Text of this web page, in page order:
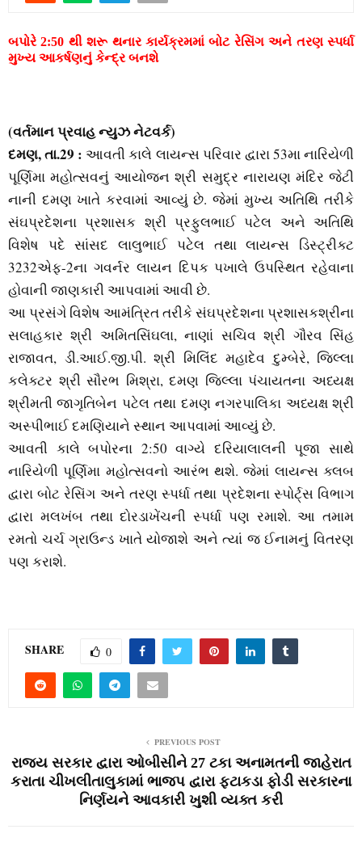
E
U
બપોરે 2:50 થી શરૂ થનાર કાર્યક્રમમાં બોટ રેસિંગ અને તરણ સ્‍પર્ધા
મુખ્‍ય આકર્ષણનું કેન્‍દ્ર બનશે
(વર્તમાન પ્રવાહ ન્‍યુઝ નેટવર્ક)
દમણ, તા.29 :આવતી કાલે લાયન્‍સ પરિવાર દ્વારા 53મા નારિયેળી
પૂર્ણિમા મહોત્‍સવનું આયોજન શ્રી સમુદ્ર નારાયણ મંદિર જેટી
નાની દમણ ખાતે કરવામાં આવ્‍યું છે. જેમાં મુખ્‍ય અતિથિ તરીકે
સંઘપ્રદેશના પ્રશાસક શ્રી પ્રફુલભાઈ પટેલ અને અતિથિ
વિશેષ પદે સાંસદ લાલુભાઈ પટેલ તથા લાયન્‍સ ડિસ્‍ટ્રીક્‍ટ
3232એફ-2ના ગવર્નર લાયન દિપક પખાલે ઉપસ્‍થિત રહેવાના
હોવાની જાણકારી આપવામાં આવી છે.
આ પ્રસંગે વિશેષ આમંત્રિત તરીકે સંઘપ્રદેશના પ્રશાસકશ્રીના
સલાહકાર શ્રી અમિતસિંઘલા, નાણાં સચિવ શ્રી ગૌરવ સિંહ
રાજાવત, ડી.આઈ.જી.પી. શ્રી મિલિંદ મહાદેવ દુમ્‍બેરે, જિલ્લા
કલેક્‍ટર શ્રી સૌરભ મિશ્રા, દમણ જિલ્લા પંચાયતના અધ્‍યક્ષ
શ્રીમતી જાગૃતિબેન પટેલ તથા દમણ નગરપાલિકા અધ્‍યક્ષ શ્રી
અસ્‍પીભાઈ દમણિયાને સ્‍થાન આપવામાં આવ્‍યું છે.
આવતી કાલે બપોરના 2:50 વાગ્‍યે દરિયાલાલની પૂજા સાથે
નારિયેળી પૂર્ણિમા મહોત્‍સવનો આરંભ થશે. જેમાં લાયન્‍સ ક્‍લબ
દ્વારા બોટ રેસિંગ અને તરણ સ્‍પર્ધા તથા પ્રદેશના સ્‍પોર્ટ્‍સ વિભાગ
દ્વારા મલખંબ તથા દોરડાખેંચની સ્‍પર્ધા પણ રમાશે. આ તમામ
રમતો ચર્ચ ગ્રાઉન્‍ડ ખાતે યોજાશે અને ત્‍યાં જ ઈનામનું વિતરણ
પણ કરાશે.
SHARE 0
PREVIOUS POST
રાજ્‍ય સરકાર દ્વારા ઓબીસીને 27 ટકા અનામતની જાહેરાત
કરાતા ચીખલીતાલુકામાં ભાજપ દ્વારા ફટાકડા ફોડી સરકારના
નિર્ણયને આવકારી ખુશી વ્‍યક્‍ત કરી